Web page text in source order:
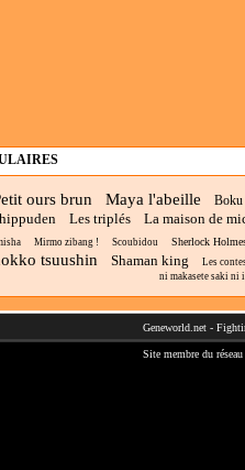
ours brun Maya l'abeille Boku
Les triplés La maison de
Mirmo zibang ! Scoubidou Sherlock
tsuushin Shaman king Les
ni makasete saki ni
Geneworld.net-
Site membre du réseau